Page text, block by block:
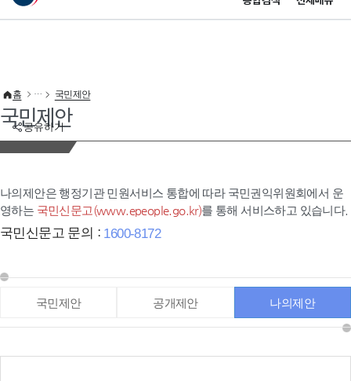
이 누리집은 대한민국 공식 전자정부 누리집입니다.
공유하기
홈 국민제안
국민제안
나의제안은 행정기관 민원서비스 통합에 따라 국민권익위원회에서 운
영하는 국민신문고(www.epeople.go.kr)를 통해 서비스하고 있습니다.
국민신문고 문의 : 1600-8172
국민제안 공개제안 나의제안